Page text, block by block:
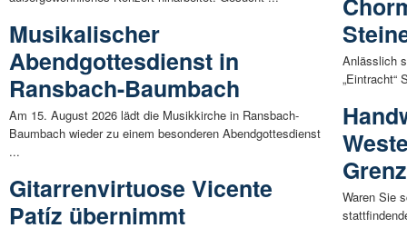
Musikalischer
Abendgottesdienst in
Ransbach-Baumbach
Am 15. August 2026 lädt die Musikkirche in Ransbach-
Baumbach wieder zu einem besonderen Abendgottesdienst
...
Gitarrenvirtuose Vicente
Patíz übernimmt
Anlässlich
„Eintracht“
Waren Sie